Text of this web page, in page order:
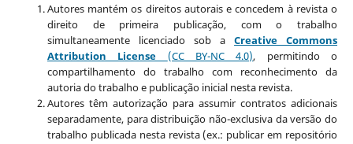
Autores mantém os direitos autorais e concedem à revista o
direito de primeira publicação, com o trabalho
simultaneamente licenciado sob aCreative Commons
Attribution License (CC BY-NC 4.0), permitindo o
compartilhamento do trabalho com reconhecimento da
autoria do trabalho e publicação inicial nesta revista.
Autores têm autorização para assumir contratos adicionais
separadamente, para distribuição não-exclusiva da versão do
trabalho publicada nesta revista (ex.: publicar em repositório